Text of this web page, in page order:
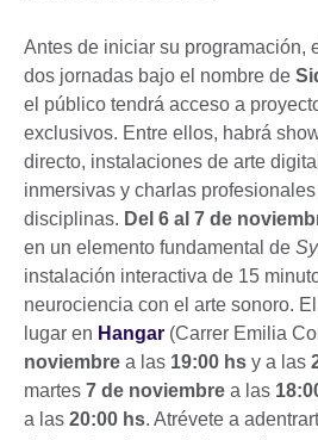
Antes de iniciar su programación,
dos jornadas bajo el nombre de
el público tendrá acceso a
exclusivos. Entre ellos, habrá
directo, instalaciones de arte
inmersivas y charlas
disciplinas. Del 6 al 7 de
en un elemento fundamental de
instalación interactiva de 15
neurociencia con el arte sonoro.
lugar en Hangar (Carrer Emilia
noviembre a las 19:00 hs y a las
martes 7 de noviembre a las
a las 20:00 hs. Atrévete a